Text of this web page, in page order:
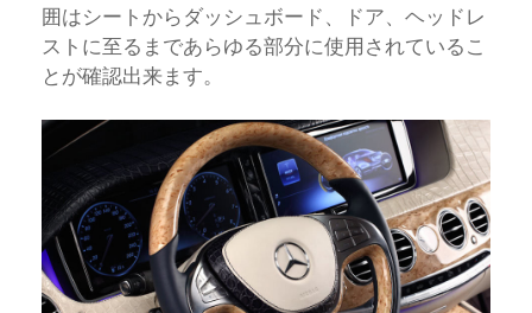
囲はシートからダッシュボード、ドア、ヘッドレ
ストに至るまであらゆる部分に使用されているこ
とが確認出来ます。